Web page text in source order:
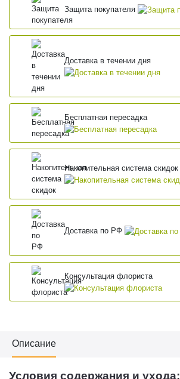
Защита покупателя
Доставка в течении дня
Бесплатная пересадка
Накопительная система скидок
Доставка по РФ
Консультация флориста
Описание
Условия содержания и ухода: